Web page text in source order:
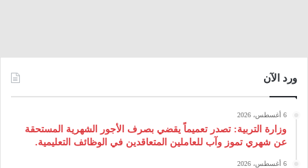
ورد الآن
6 أغسطس، 2026
وزارة التربية: تصدر تعميماً يقضي بصرف الأجور الشهرية المستحقة
عن شهري تموز وآب للعاملين المتعاقدين في الوظائف التعليمية.
6 أغسطس، 2026